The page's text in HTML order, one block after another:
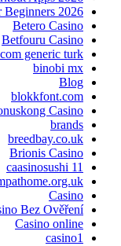
2026
Betero Casino
Betfouru Casino
generic turk
binobi mx
Blog
blokkfont.com
Casino
brands
breedbay.co.uk
Brionis Casino
caasinosushi 11
Casino
Bez Ověření
Casino online
casino1